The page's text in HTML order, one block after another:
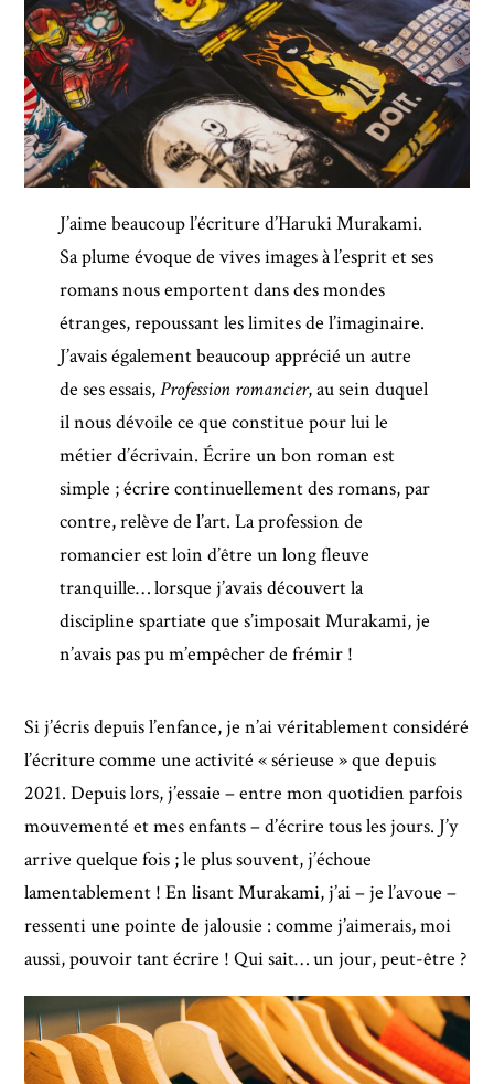
J’aime beaucoup l’écriture d’Haruki Murakami.
Sa plume évoque de vives images à l’esprit et ses
romans nous emportent dans des mondes
étranges, repoussant les limites de l’imaginaire.
J’avais également beaucoup apprécié un autre
de ses essais,Profession romancier, au sein duquel
il nous dévoile ce que constitue pour lui le
métier d’écrivain. Écrire un bon roman est
simple ; écrire continuellement des romans, par
contre, relève de l’art. La profession de
romancier est loin d’être un long fleuve
tranquille… lorsque j’avais découvert la
discipline spartiate que s’imposait Murakami, je
n’avais pas pu m’empêcher de frémir !
Si j’écris depuis l’enfance, je n’ai véritablement considéré
l’écriture comme une activité « sérieuse » que depuis
2021. Depuis lors, j’essaie – entre mon quotidien parfois
mouvementé et mes enfants – d’écrire tous les jours. J’y
arrive quelque fois ; le plus souvent, j’échoue
lamentablement ! En lisant Murakami, j’ai – je l’avoue –
ressenti une pointe de jalousie : comme j’aimerais, moi
aussi, pouvoir tant écrire ! Qui sait… un jour, peut-être ?